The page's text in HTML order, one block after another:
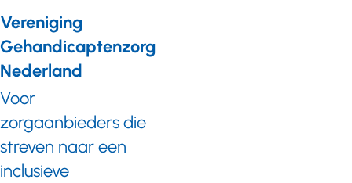
Vereniging
Gehandicaptenzorg
Nederland
Voor
zorgaanbieders die
streven naar een
inclusieve